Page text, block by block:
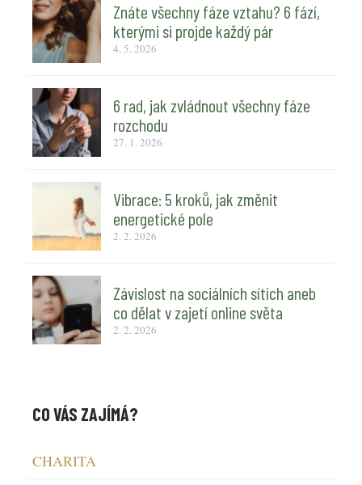
Znáte všechny fáze vztahu? 6 fází,
kterými si projde každý pár
4. 5. 2026
6 rad, jak zvládnout všechny fáze
rozchodu
27. 1. 2026
Vibrace: 5 kroků, jak změnit
energetické pole
2. 2. 2026
Závislost na sociálních sítích aneb
co dělat v zajetí online světa
2. 2. 2026
CO VÁS ZAJÍMÁ?
CHARITA